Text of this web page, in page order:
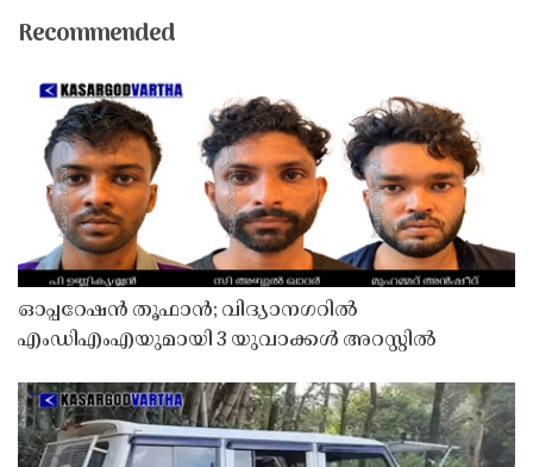
Recommended
ഓപ്പറേഷൻ തൂഫാൻ; വിദ്യാനഗറിൽ
എംഡിഎംഎയുമായി 3 യുവാക്കൾ അറസ്റ്റിൽ